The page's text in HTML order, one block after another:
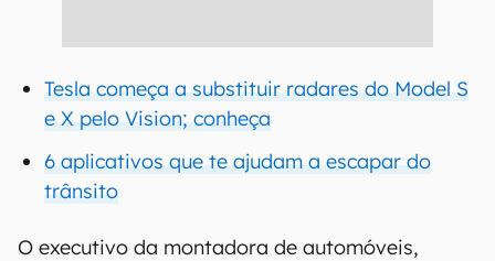
Tesla começa a substituir radares do Model S
e X pelo Vision; conheça
6 aplicativos que te ajudam a escapar do
trânsito
O executivo da montadora de automóveis,